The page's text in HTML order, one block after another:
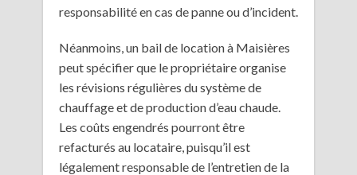
responsabilité en cas de panne ou d’incident.
Néanmoins, un bail de location à Maisières
peut spécifier que le propriétaire organise
les révisions régulières du système de
chauffage et de production d’eau chaude.
Les coûts engendrés pourront être
refacturés au locataire, puisqu’il est
légalement responsable de l’entretien de la